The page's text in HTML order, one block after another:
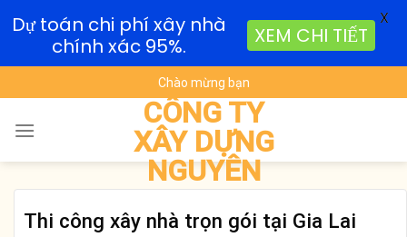
to
content
Chào mừng bạn
CÔNG TY
XÂY DỰNG
NGUYÊN
Thi công xây nhà trọn gói tại Gia Lai
Dự toán chi phí xây nhà
chính xác 95%.
XEM CHI TIẾT
X